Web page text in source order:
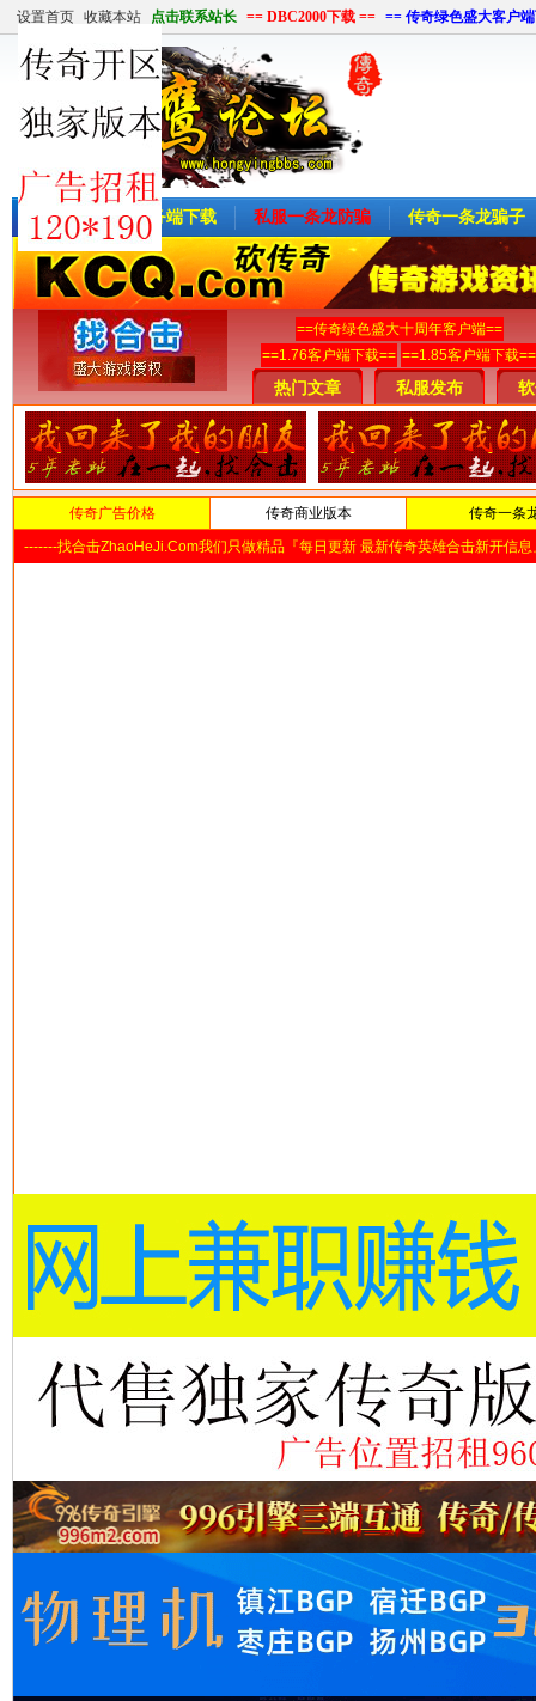
设置首页 收藏本站 点击联系站长 == DBC2000下载 == == 传奇绿色盛大客户
首页 传奇服务端下载 私服一条龙防骗 传奇一条龙骗子